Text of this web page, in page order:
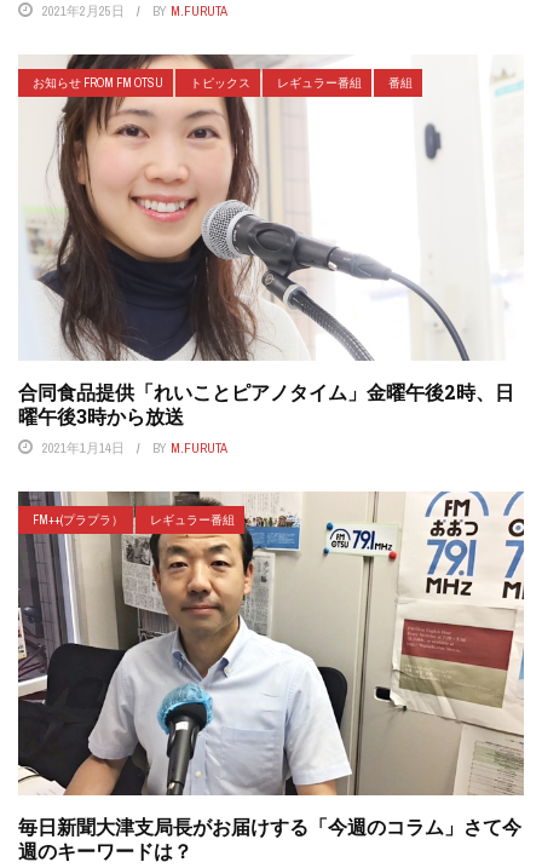
2021年2月25日 BY M.FURUTA
お知らせ FROM FM OTSU トピックス レギュラー番組 番組
合同食品提供「れいことピアノタイム」金曜午後2時、日
曜午後3時から放送
2021年1月14日 BY M.FURUTA
FM++(プラプラ） レギュラー番組
毎日新聞大津支局長がお届けする「今週のコラム」さて今
週のキーワードは？